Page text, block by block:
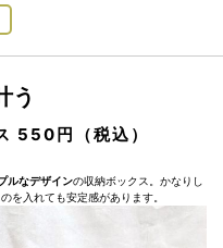
う
550円（税込）
ルなデザインの収納ボックス。かなりし
を入れても安定感があります。